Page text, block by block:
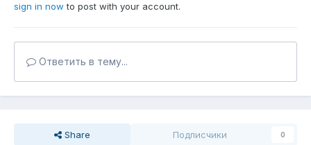
sign in now to post with your account.
Ответить в тему...
Share Подписчики 0